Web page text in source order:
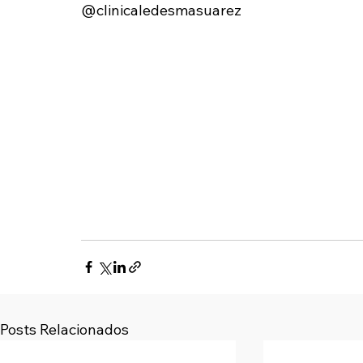
@clinicaledesmasuarez
Posts Relacionados